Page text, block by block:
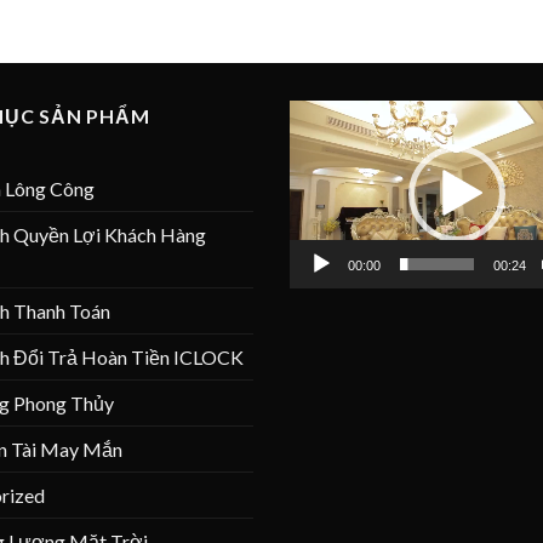
SẢN PHẨM
Công
Quyền Lợi Khách Hàng
Thanh Toán
Đổi Trả Hoàn Tiền ICLOCK
Phong Thủy
Tài May Mắn
Trình
chơi
Video
00:00 00:24